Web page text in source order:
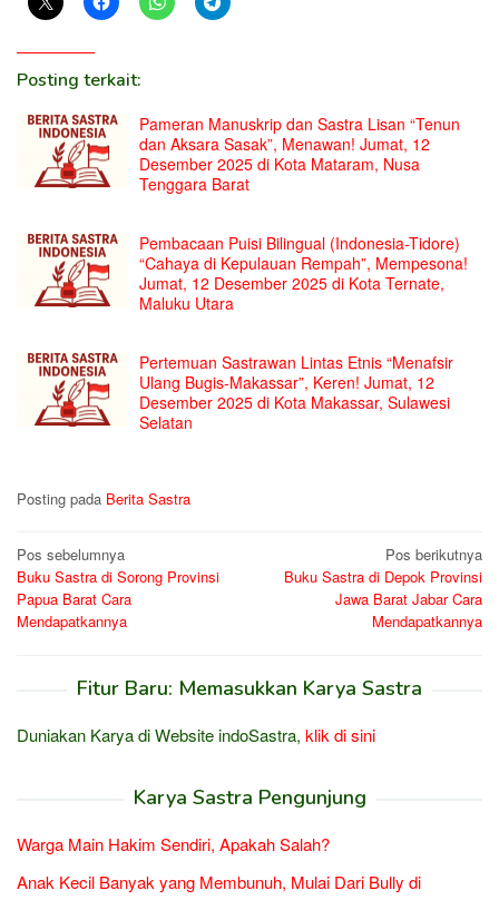
Posting terkait:
Pameran Manuskrip dan Sastra Lisan “Tenun
dan Aksara Sasak”, Menawan! Jumat, 12
Desember 2025 di Kota Mataram, Nusa
Tenggara Barat
Pembacaan Puisi Bilingual (Indonesia-Tidore)
“Cahaya di Kepulauan Rempah”, Mempesona!
Jumat, 12 Desember 2025 di Kota Ternate,
Maluku Utara
Pertemuan Sastrawan Lintas Etnis “Menafsir
Ulang Bugis-Makassar”, Keren! Jumat, 12
Desember 2025 di Kota Makassar, Sulawesi
Selatan
Posting pada Berita Sastra
Navigasi
pos
Pos sebelumnya
Buku Sastra di Sorong Provinsi
Papua Barat Cara
Mendapatkannya
Pos berikutnya
Buku Sastra di Depok Provinsi
Jawa Barat Jabar Cara
Mendapatkannya
Fitur Baru: Memasukkan Karya Sastra
Duniakan Karya di Website indoSastra, klik di sini
Karya Sastra Pengunjung
Warga Main Hakim Sendiri, Apakah Salah?
Anak Kecil Banyak yang Membunuh, Mulai Dari Bully di